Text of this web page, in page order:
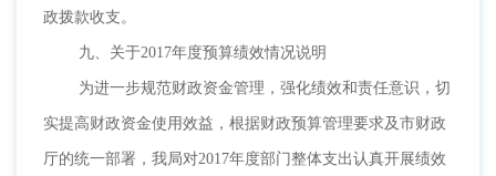
政拨款收支。
九、关于2017年度预算绩效情况说明
为进一步规范财政资金管理，强化绩效和责任意识，切
实提高财政资金使用效益，根据财政预算管理要求及市财政
厅的统一部署，我局对2017年度部门整体支出认真开展绩效